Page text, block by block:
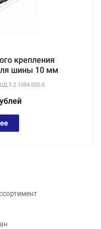
крепления
шины 10 мм
лей